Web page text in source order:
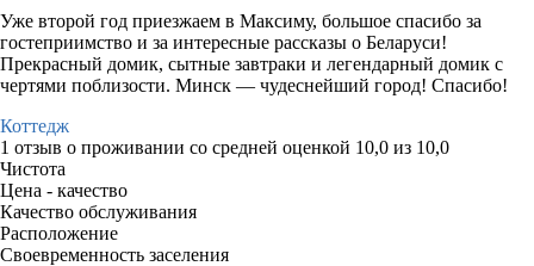
Уже второй год приезжаем в Максиму, большое спасибо за
гостеприимство и за интересные рассказы о Беларуси!
Прекрасный домик, сытные завтраки и легендарный домик с
чертями поблизости. Минск — чудеснейший город! Спасибо!
Коттедж
1 отзыв о проживании со средней оценкой 10,0 из 10,0
Чистота
Цена - качество
Качество обслуживания
Расположение
Своевременность заселения